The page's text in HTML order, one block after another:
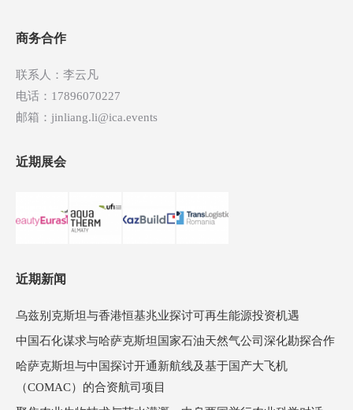
航
商务合作
联系人：李云凡
电话：17896070227
邮箱：jinliang.li@ica.events
近期展会
近期新闻
乌兹别克斯坦与香港恒基兆业探讨可再生能源投资机遇
中国石化谋求与哈萨克斯坦国家石油天然气公司深化勘探合作
哈萨克斯坦与中国探讨开通新航线及基于国产大飞机
（COMAC）的合资航司项目